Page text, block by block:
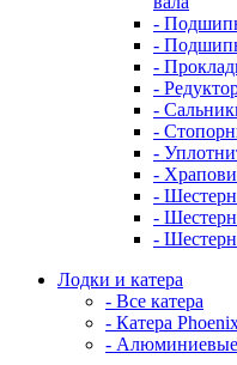
-
-
-
-
-
-
-
-
-
-
-
Лодки и катера
- Все катера
- Катера
-